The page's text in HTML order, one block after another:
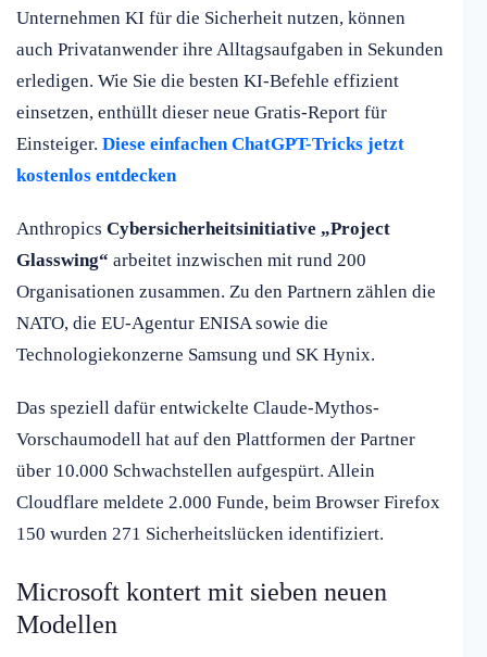
Unternehmen KI für die Sicherheit nutzen, können
auch Privatanwender ihre Alltagsaufgaben in Sekunden
erledigen. Wie Sie die besten KI-Befehle effizient
einsetzen, enthüllt dieser neue Gratis-Report für
Einsteiger. Diese einfachen ChatGPT-Tricks jetzt
kostenlos entdecken
Anthropics Cybersicherheitsinitiative „Project
Glasswing“ arbeitet inzwischen mit rund 200
Organisationen zusammen. Zu den Partnern zählen die
NATO, die EU-Agentur ENISA sowie die
Technologiekonzerne Samsung und SK Hynix.
Das speziell dafür entwickelte Claude-Mythos-
Vorschaumodell hat auf den Plattformen der Partner
über 10.000 Schwachstellen aufgespürt. Allein
Cloudflare meldete 2.000 Funde, beim Browser Firefox
150 wurden 271 Sicherheitslücken identifiziert.
Microsoft kontert mit sieben neuen
Modellen